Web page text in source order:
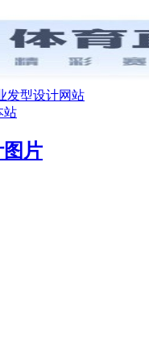
发型设计网站
站